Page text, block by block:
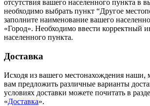
отсутствия вашего населенного пункта в
необходимо выбрать пункт “Другое
заполните наименование вашего
«Город». Необходимо ввести корректный
населенного пункта.
Доставка
Исходя из вашего местонахождения наши,
вам предложить различные варианты
условиях доставки можете почитать в
«Доставка».